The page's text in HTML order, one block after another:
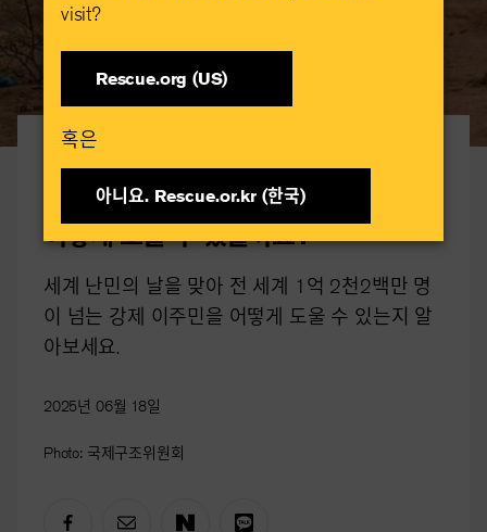
세계 난민의 날
1억 2천2백만 명이 넘는 강제 이주민 -
어떻게 도울 수 있을까요?
세계 난민의 날을 맞아 전 세계 1억 2천2백만 명
이 넘는 강제 이주민을 어떻게 도울 수 있는지 알
아보세요.
2025년 06월 18일
Photo: 국제구조위원회
visit?
Rescue.org (US)
혹은​
아니요. Rescue.or.kr (한국)​